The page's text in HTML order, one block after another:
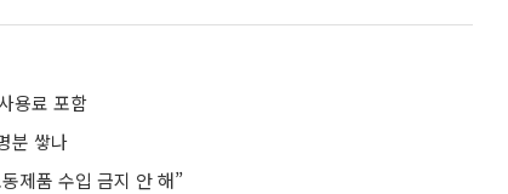
용료 포함
분 쌓나
제품 수입 금지 안 해”